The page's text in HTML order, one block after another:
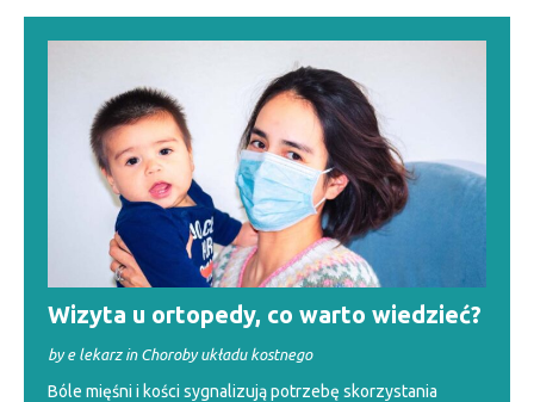
Wizyta u ortopedy, co warto wiedzieć?
by e lekarz in Choroby układu kostnego
Bóle mięśni i kości sygnalizują potrzebę skorzystania